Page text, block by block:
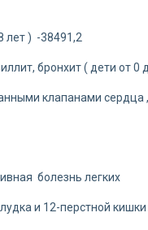
лет ) -38491,2
бронхит ( дети от 0
клапанами
болезнь легких
и 12-перстной кишки